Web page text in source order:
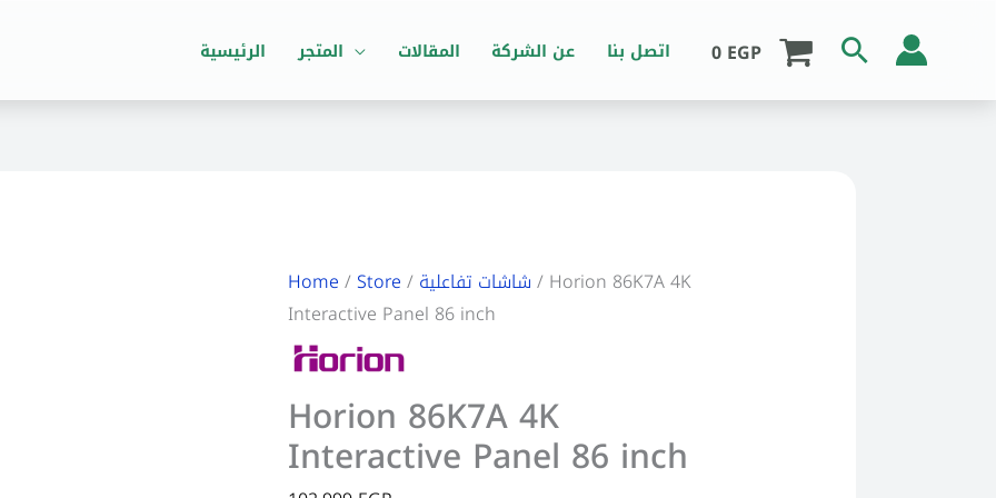
الرئيسية المتجر المقالات عن الشركة اتصل بنا 0EGP Search
Home/Store/ شاشات تفاعلية/ Horion 86K7A 4K
Interactive Panel 86 inch
Horion 86K7A 4K
Interactive Panel 86 inch